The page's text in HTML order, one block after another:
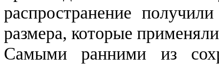
распространение
размера, которые
Самыми ранними из